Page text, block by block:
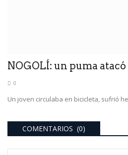
NOGOLÍ: un puma
0
Un joven circulaba en bicicleta, sufrió
COMENTARIOS (0)